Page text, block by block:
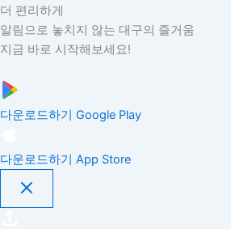
더 편리하게
알림으로 놓치지 않는 대구의 즐거움
지금 바로 시작해보세요!
다운로드하기 Google Play
다운로드하기 App Store